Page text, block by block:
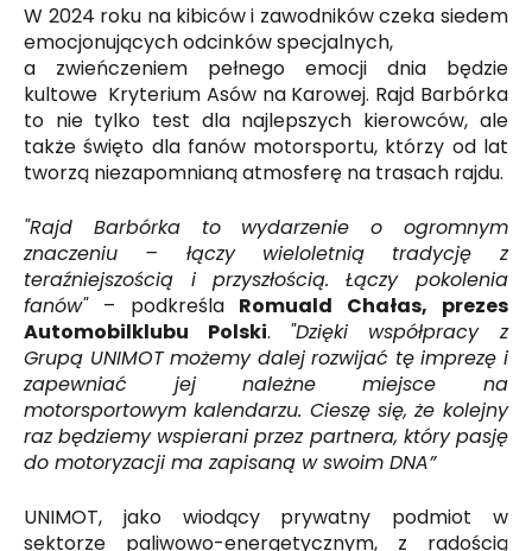
W 2024 roku na kibiców i zawodników czeka siedem
emocjonujących odcinków specjalnych,
a zwieńczeniem pełnego emocji dnia będzie
kultowe Kryterium Asów na Karowej. Rajd Barbórka
to nie tylko test dla najlepszych kierowców, ale
także święto dla fanów motorsportu, którzy od lat
tworzą niezapomnianą atmosferę na trasach rajdu.
"Rajd Barbórka to wydarzenie o ogromnym
znaczeniu – łączy wieloletnią tradycję z
teraźniejszością i przyszłością. Łączy pokolenia
fanów"– podkreśla Romuald Chałas, prezes
Automobilklubu Polski. "Dzięki współpracy z
Grupą UNIMOT możemy dalej rozwijać tę imprezę i
zapewniać jej należne miejsce na
motorsportowym kalendarzu. Cieszę się, że kolejny
raz będziemy wspierani przez partnera, który pasję
do motoryzacji ma zapisaną w swoim DNA”
UNIMOT, jako wiodący prywatny podmiot w
sektorze paliwowo-energetycznym, z radością